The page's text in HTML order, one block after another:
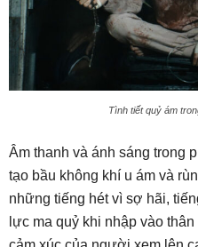
Tình tiết quỷ ám
Âm thanh và ánh sáng trong
tạo bầu không khí u ám và
những tiếng hét vì sợ hãi,
lực ma quỷ khi nhập vào